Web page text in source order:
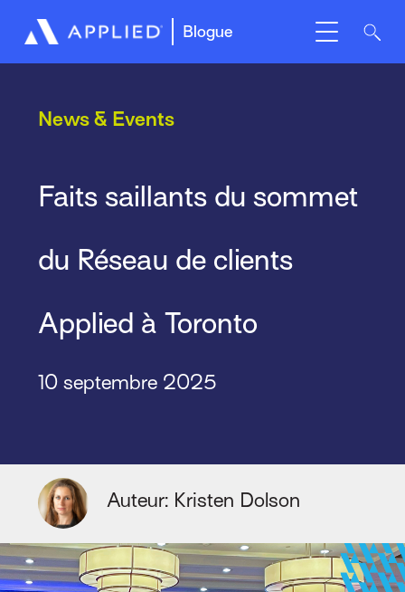
Blogue
News & Events
Faits saillants du sommet
du Réseau de clients
Applied à Toronto
10 septembre 2025
Auteur: Kristen Dolson